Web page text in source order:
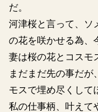
だ。
河津桜と言って、ソ
の花を咲かせる為、
妻は桜の花とコスモ
まだまだ先の事だが
モスで埋め尽くして
私の仕事柄、叶えて